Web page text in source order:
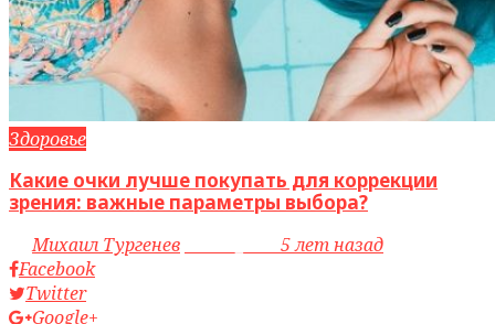
Здоровье
Какие очки лучше покупать для коррекции
зрения: важные параметры выбора?
byМихаил Тургенев
5 лет назад
Facebook
Twitter
Google+